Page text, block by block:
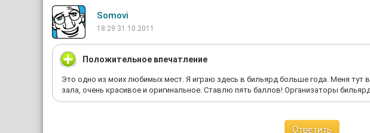
Somovi
18:29 31.10.2011
Положительное впечатление
Это одно из моих любимых мест. Я играю здесь в бильярд больше года. Меня тут
зала, очень красивое и оригинальное. Ставлю пять баллов! Организаторы
Ответить